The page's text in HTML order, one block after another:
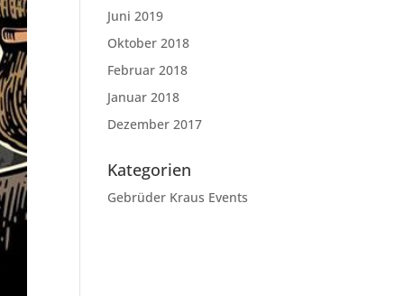
Juni 2019
Oktober 2018
Februar 2018
Januar 2018
Dezember 2017
Kategorien
Gebrüder Kraus Events